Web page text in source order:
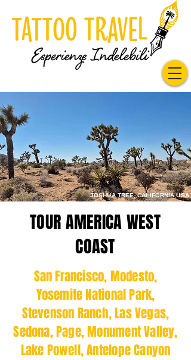
JOSHUA TREE, CALIFORNIA,USA
TOUR AMERICA WEST
COAST
San Francisco, Modesto,
Yosemite National Park,
Stevenson Ranch, Las Vegas,
Sedona, Page, Monument Valley,
Lake Powell, Antelope Canyon